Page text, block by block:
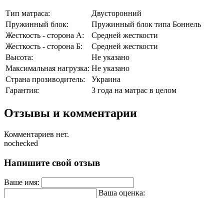
Тип матраса:
Двусторонний
Пружинный блок:
Пружинный блок типа Боннель
Жесткость - сторона А:
Средней жесткости
Жесткость - сторона Б:
Средней жесткости
Высота:
Не указано
Максимальная нагрузка: Не указано
Страна прозиводитель:
Украина
Гарантия:
3 года на матрас в целом
Отзывы и комментарии
Комментариев нет.
nochecked
Напишите свой отзыв
Ваше имя:
Ваша оценка: